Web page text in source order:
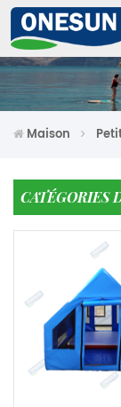
Maison
CATÉGORIES